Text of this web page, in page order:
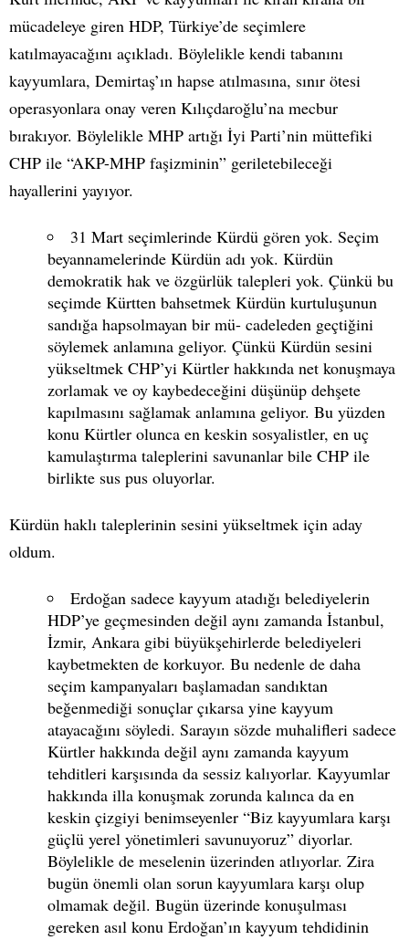
mücadeleye giren HDP, Türkiye’de seçimlere
katılmayacağını açıkladı. Böylelikle kendi tabanını
kayyumlara, Demirtaş’ın hapse atılmasına, sınır ötesi
operasyonlara onay veren Kılıçdaroğlu’na mecbur
bırakıyor. Böylelikle MHP artığı İyi Parti’nin müttefiki
CHP ile “AKP-MHP faşizminin” geriletebileceği
hayallerini yayıyor.
31 Mart seçimlerinde Kürdü gören yok. Seçim
beyannamelerinde Kürdün adı yok. Kürdün
demokratik hak ve özgürlük talepleri yok. Çünkü bu
seçimde Kürtten bahsetmek Kürdün kurtuluşunun
sandığa hapsolmayan bir mü- cadeleden geçtiğini
söylemek anlamına geliyor. Çünkü Kürdün sesini
yükseltmek CHP’yi Kürtler hakkında net konuşmaya
zorlamak ve oy kaybedeceğini düşünüp dehşete
kapılmasını sağlamak anlamına geliyor. Bu yüzden
konu Kürtler olunca en keskin sosyalistler, en uç
kamulaştırma taleplerini savunanlar bile CHP ile
birlikte sus pus oluyorlar.
Kürdün haklı taleplerinin sesini yükseltmek için aday
oldum.
Erdoğan sadece kayyum atadığı belediyelerin
HDP’ye geçmesinden değil aynı zamanda İstanbul,
İzmir, Ankara gibi büyükşehirlerde belediyeleri
kaybetmekten de korkuyor. Bu nedenle de daha
seçim kampanyaları başlamadan sandıktan
beğenmediği sonuçlar çıkarsa yine kayyum
atayacağını söyledi. Sarayın sözde muhalifleri sadece
Kürtler hakkında değil aynı zamanda kayyum
tehditleri karşısında da sessiz kalıyorlar. Kayyumlar
hakkında illa konuşmak zorunda kalınca da en
keskin çizgiyi benimseyenler “Biz kayyumlara karşı
güçlü yerel yönetimleri savunuyoruz” diyorlar.
Böylelikle de meselenin üzerinden atlıyorlar. Zira
bugün önemli olan sorun kayyumlara karşı olup
olmamak değil. Bugün üzerinde konuşulması
gereken asıl konu Erdoğan’ın kayyum tehdidinin